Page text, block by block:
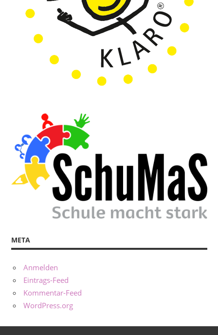
META
Anmelden
Eintrags-Feed
Kommentar-Feed
WordPress.org